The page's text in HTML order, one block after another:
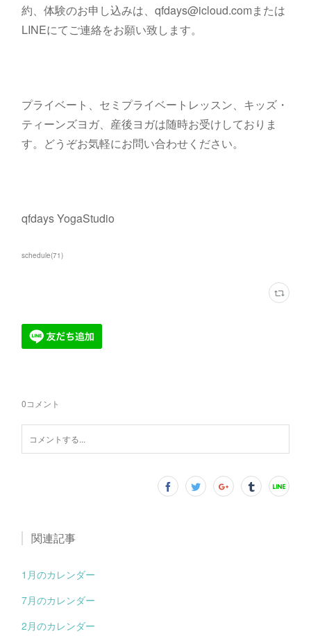
約、体験のお申し込みは、qfdays@icloud.comまたは
LINEにてご連絡をお願い致します。
プライベート、セミプライベートレッスン、キッズ・
ティーンズヨガ、産後ヨガは随時お受けしておりま
す。どうぞお気軽にお問い合わせください。
qfdays YogaStudio
schedule(71)
0コメント
関連記事
1月のカレンダー
7月のカレンダー
2月のカレンダー